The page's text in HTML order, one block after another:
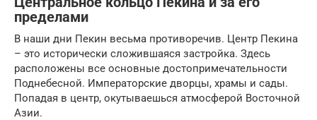
пределами
В наши дни Пекин весьма противоречив. Центр Пекина
– это исторически сложившаяся застройка. Здесь
расположены все основные достопримечательности
Поднебесной. Императорские дворцы, храмы и сады.
Попадая в центр, окутываешься атмосферой Восточной
Азии.